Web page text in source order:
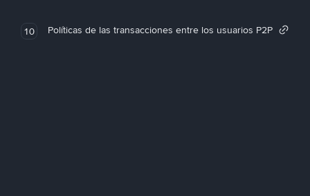
10 Políticas de las transacciones entre los usuarios P2P